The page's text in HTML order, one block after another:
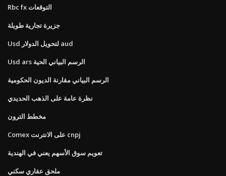
Rbc fx التوقعات
جزيرة تجارية طويلة
Usd لتحويل الدولار aud
Usd ars الرسم البياني الحية
الرسم البياني مقارنة الديون الحكومية
نظرة عامة على الذهب الحديدي
مخطط الترون
Comex على الانترنت cnpj
تعويم سوق الأسهم يعني في الهندية
ملحق عقاري سكني